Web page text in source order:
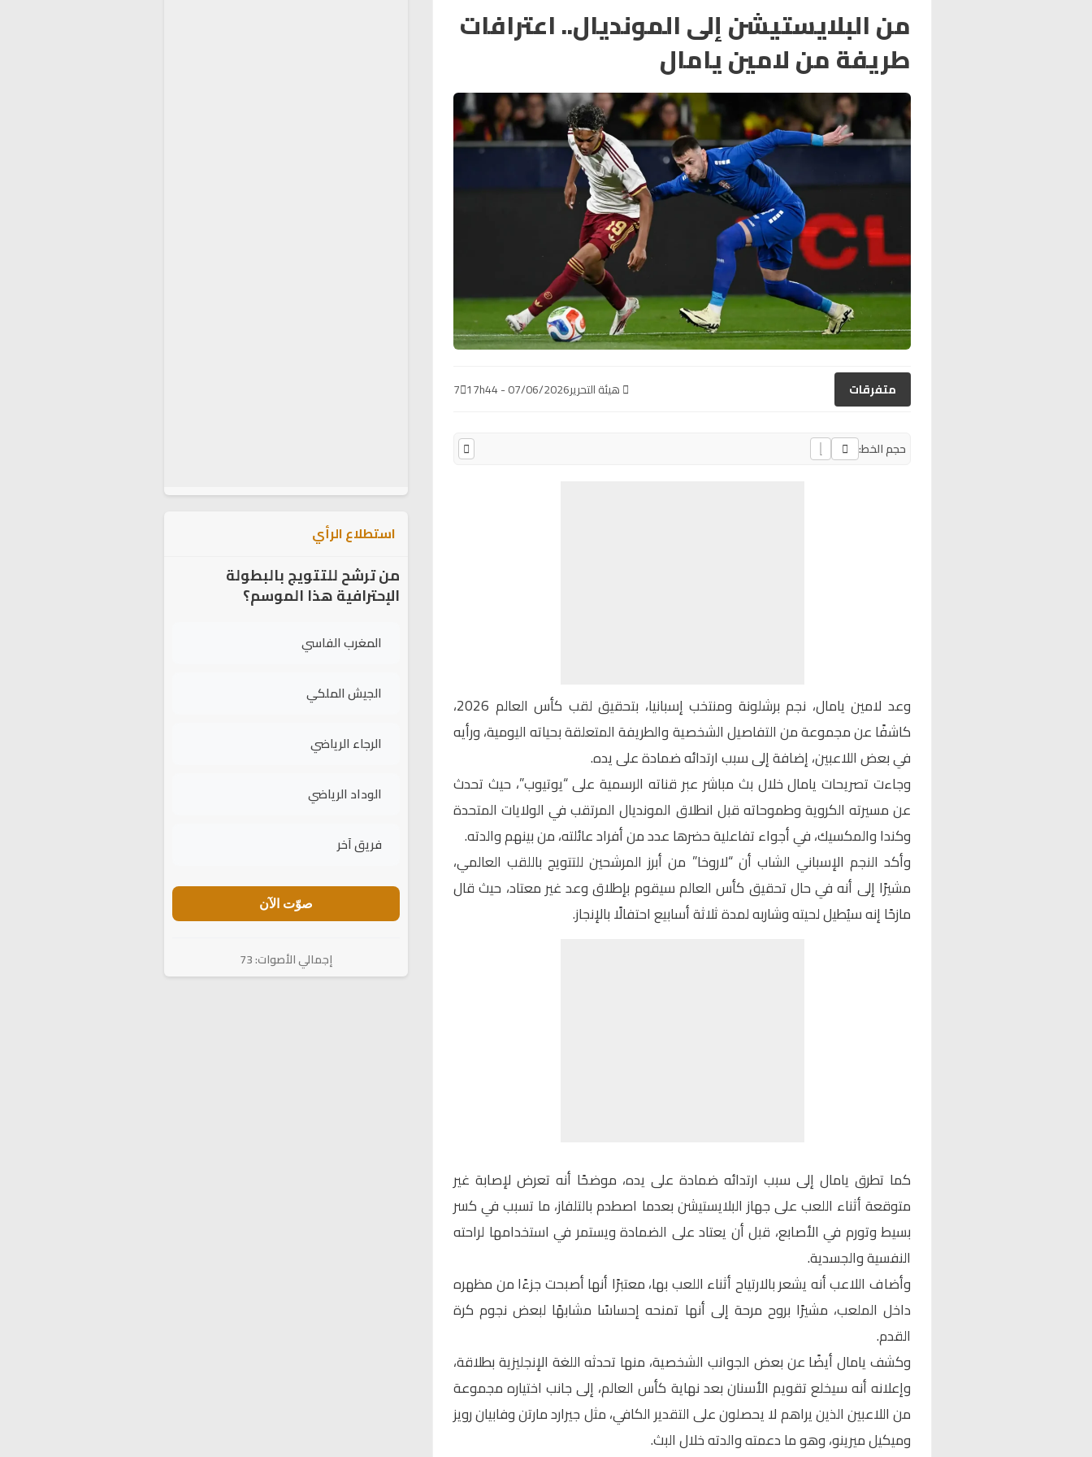
من البلايستيشن إلى المونديال.. اعترافات
طريفة من لامين يامال
متفرقات هيئة التحرير07/06/2026 - 17h44
7
حجم الخط:
وعد لامين يامال
، نجم برشلونة ومنتخب إسبانيا، بتحقيق لقب كأس العالم 2026،
كاشفًا عن مجموعة من التفاصيل الشخصية والطريفة المتعلقة بحياته اليومية، ورأيه
في بعض اللاعبين، إضافة إلى سبب ارتدائه ضمادة على يده.
وجاءت تصريحات يامالخلال بث مباشر عبر قناته الرسمية على “يوتيوب”، حيث تحدث
عن مسيرته الكروية وطموحاته قبل انطلاق المونديال المرتقب في الولايات المتحدة
وكندا والمكسيك، في أجواء تفاعلية حضرها عدد من أفراد عائلته، من بينهم والدته.
وأكد النجم الإسباني الشاب أن “لاروخا” من أبرز المرشحين للتتويج باللقب العالمي،
مشيرًا إلى أنه في حال تحقيق كأس العالم سيقوم بإطلاق وعد غير معتاد، حيث قال
مازحًا إنه سيُطيل لحيته وشاربه لمدة ثلاثة أسابيع احتفالًا بالإنجاز.
كما تطرق يامال إلى سبب ارتدائه ضمادة على يده، موضحًا أنه تعرض لإصابة غير
متوقعة أثناء اللعب على جهاز البلايستيشن بعدما اصطدم بالتلفاز، ما تسبب في كسر
بسيط وتورم في الأصابع، قبل أن يعتاد على الضمادة ويستمر في استخدامها لراحته
النفسية والجسدية.
وأضاف اللاعب أنه يشعر بالارتياح أثناء اللعب بها، معتبرًا أنها أصبحت جزءًا من مظهره
داخل الملعب، مشيرًا بروح مرحة إلى أنها تمنحه إحساسًا مشابهًا لبعض نجوم كرة
القدم.
وكشف يامال أيضًا عن بعض الجوانب الشخصية، منها تحدثه اللغة الإنجليزية بطلاقة،
وإعلانه أنه سيخلع تقويم الأسنان بعد نهاية كأس العالم، إلى جانب اختياره مجموعة
من اللاعبين الذين يراهم لا يحصلون على التقدير الكافي، مثل جيرارد مارتن وفابيان رويز
وميكيل ميرينو، وهو ما دعمته والدته خلال البث.
استطلاع الرأي
من ترشح للتتويج بالبطولة
الإحترافية هذا الموسم؟
المغرب الفاسي
الجيش الملكي
الرجاء الرياضي
الوداد الرياضي
فريق آخر
صوّت الآن
إجمالي الأصوات: 73